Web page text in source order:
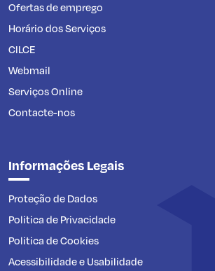
Ofertas de emprego
Horário dos Serviços
CILCE
Webmail
Serviços Online
Contacte-nos
Informações Legais
Proteção de Dados
Politica de Privacidade
Politica de Cookies
Acessibilidade e Usabilidade